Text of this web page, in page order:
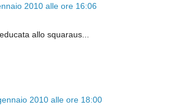
2010 alle ore 16:06
allo squaraus...
2010 alle ore 18:00